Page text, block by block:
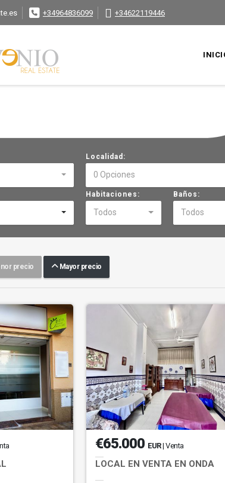
+34964836099 +34622119446
Localidad:
0 Opciones
Habitaciones:
Todos
Baños:
Todos
precio Mayor precio
€65.000 EUR| Venta
LOCAL EN VENTA EN ONDA